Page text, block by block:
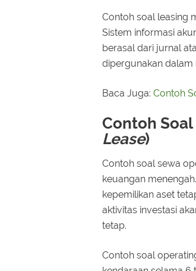
Contoh soal leasing
Sistem informasi
berasal dari jurnal
dipergunakan dalam
Baca Juga: Contoh
Contoh
Lease)
Contoh soal sewa
keuangan
kepemilikan aset
aktivitas investasi
tetap.
Contoh soal